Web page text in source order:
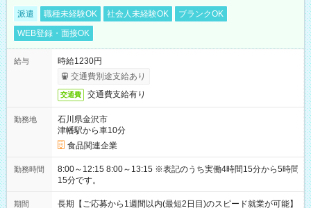
派遣 職種未経験OK 社会人未経験OK
ブランクOK
WEB登録・面接OK
給与
時給1230円
交通費別途支給あり
交通費 交通費支給有り
勤務地
石川県金沢市
津幡駅から車10分
食品関連企業
勤務時間
8:00～12:15 8:00～13:15 ※表記のうち実働4時間15分から5時間
15分です。
期間 長期【ご応募から1週間以内(最短2日目)のスピード就業が可能】